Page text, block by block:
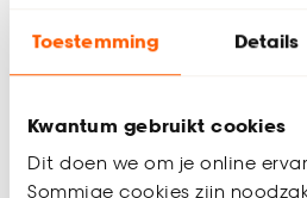
Toestemming Details
Kwantum gebruikt cookies
Dit doen we om je online
Sommige cookies zijn
Bestel een
Productomschrijving
Lichtdoorlatend
73% Polyester 27% Recycled